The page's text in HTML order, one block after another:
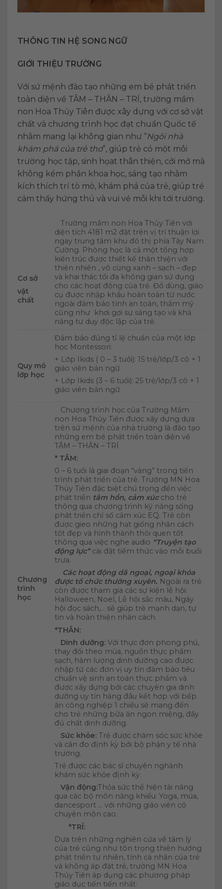
THÔNG TIN HỆ SONG NGỮ
GIỚI THIỆU TRƯỜNG
Với sứ mệnh đào tạo những em bé phát triển
toàn diện về TÂM – THÂN – TRÍ, trường mầm
non Hoa Thủy Tiên được xây dựng với cơ sở vật
chất và chương trình học đạt chuẩn Quốc tế
nhằm mang lại không gian như “Ngôi nhà
khám phá của trẻ thơ”, giúp trẻ có một môi
trường học tập, sinh họat thân thiện, cởi mở mà
không kém phần khoa học, sáng tạo nhằm
kích thích trí tò mò, khám phá của trẻ, giúp trẻ
cảm thấy hứng thú và vui vẻ mỗi khi tới trường.
Cơ sở
vật
chất
Trường mầm non Hoa Thủy Tiên với
diện tích 4181 m2 đặt trên vị trí thuận lợi
ngay trung tâm khu đô thị phía Tây Nam
Cường. Phòng học là cả một tổng hợp
kiến trúc được thiết kế thân thiện với
thiên nhiên , vô cùng xanh – sạch – đẹp
và khai thác tối đa không gian sử dụng
cho các hoạt động của trẻ. Đồ dùng, giáo
cụ được nhập khẩu hoàn toàn từ nước
ngoài đảm bảo tính an toàn, thẩm mỹ
cũng như khơi gợi sự sáng tạo và khả
năng tư duy độc lập của trẻ.
Quy mô
lớp học
Đảm bảo đúng tỉ lệ chuẩn của một lớp
học Montessori:
+ Lớp Ikids ( 0 – 3 tuổi): 15 trẻ/lớp/3 cô + 1
giáo viên bản ngữ
+ Lớp Ikids (3 – 6 tuổi): 25 trẻ/lớp/3 cô + 1
giáo viên bản ngữ
Chương
trình
học
Chương trình học của Trường Mầm
non Hoa Thủy Tiên được xây dựng dựa
trên sứ mệnh của nhà trường là đào tạo
những em bé phát triển toàn diện về
TÂM – THÂN – TRÍ
* TÂM:
0 – 6 tuổi là giai đoạn “vàng” trong tiến
trình phát triển của trẻ. Trường MN Hoa
Thủy Tiên đặc biệt chú trọng đến việc
phát triển tâm hồn, cảm xúccho trẻ
thông qua chương trình kỹ năng sống
phát triển chỉ số cảm xúc EQ. Trẻ còn
được gieo những hạt giống nhân cách
tốt đẹp và hình thành thói quen tốt
thông qua việc nghe audio “Truyện tạo
động lực” cài đặt tiềm thức vào mỗi buổi
trưa.
Các hoạt động dã ngoại, ngoại khóa
được tổ chức thường xuyên. Ngoài ra trẻ
còn được tham gia các sự kiện lễ hội:
Halloween, Noel, Lễ hội sắc màu, Ngày
hội đọc sách,… sẽ giúp trẻ mạnh dạn, tự
tin và hoàn thiện nhân cách.
*THÂN:
Dinh dưỡng:Với thực đơn phong phú,
thay đổi theo mùa, nguồn thực phẩm
sạch, hàm lượng dinh dưỡng cao được
nhập từ các đơn vị uy tín đảm bảo tiêu
chuẩn vệ sinh an toàn thực phẩm và
được xây dựng bởi các chuyên gia dinh
dưỡng uy tín hàng đầu kết hợp với bếp
ăn công nghiệp 1 chiều sẽ mang đến
cho trẻ những bữa ăn ngon miệng, đầy
đủ chất dinh dưỡng.
Sức khỏe: Trẻ được chăm sóc sức khỏe
và cân đo định kỳ bởi bộ phận y tế nhà
trường.
Trẻ được các bác sĩ chuyên nghành
khám sức khỏe định kỳ.
Vận động:Thỏa sức thể hiện tài năng
qua các bộ môn năng khiếu: Yoga, múa,
dancesport … với những giáo viên có
chuyên môn cao.
*TRÍ:
Dựa trên những nghiên cứa về tâm lý
của trẻ cũng như tôn trọng thiên hướng
phát triển tự nhiên, tính cá nhân của trẻ
và không áp đặt trẻ, trường MN Hoa
Thủy Tiên áp dụng các phương pháp
giáo dục tiến tiến nhất: